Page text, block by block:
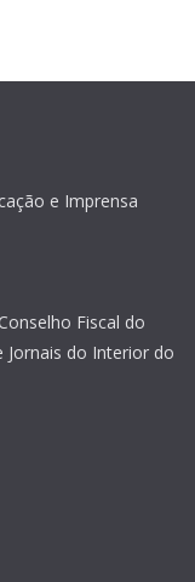
e Imprensa
Fiscal do
Jornais do Interior do